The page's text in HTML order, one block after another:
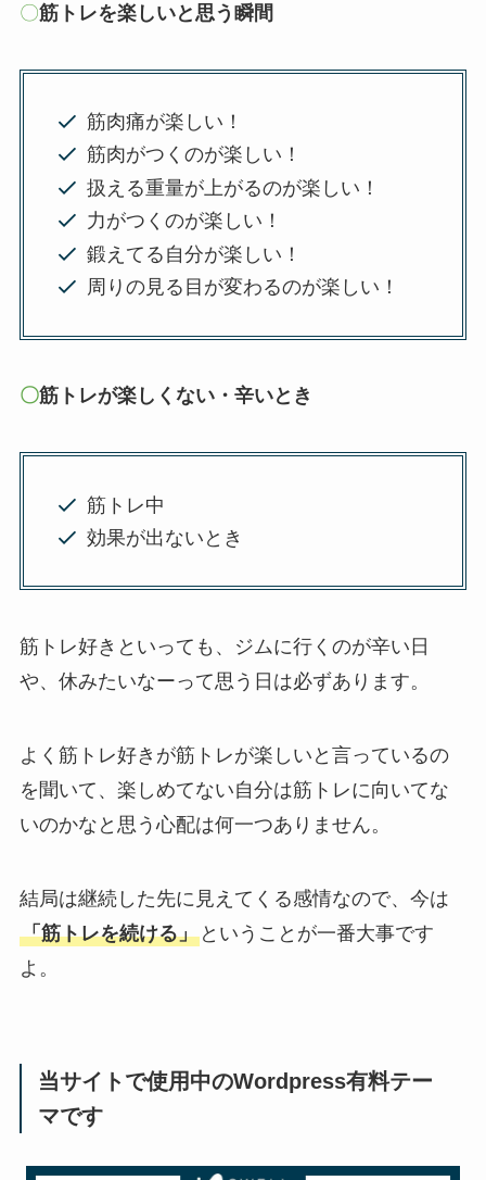
〇筋トレを楽しいと思う瞬間
筋肉痛が楽しい！
筋肉がつくのが楽しい！
扱える重量が上がるのが楽しい！
力がつくのが楽しい！
鍛えてる自分が楽しい！
周りの見る目が変わるのが楽しい！
〇筋トレが楽しくない・辛いとき
筋トレ中
効果が出ないとき
筋トレ好きといっても、ジムに行くのが辛い日
や、休みたいなーって思う日は必ずあります。
よく筋トレ好きが筋トレが楽しいと言っているの
を聞いて、楽しめてない自分は筋トレに向いてな
いのかなと思う心配は何一つありません。
結局は継続した先に見えてくる感情なので、今は
「筋トレを続ける」ということが一番大事です
よ。
当サイトで使用中のWordpress有料テー
マです